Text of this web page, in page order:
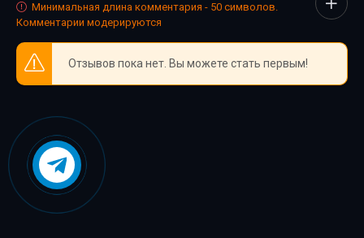
душе.Минимальная длина комментария - 50 символов.
Комментарии модерируются
Отзывов пока нет. Вы можете стать первым!